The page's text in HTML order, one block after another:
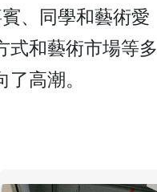
、同學和藝術愛
式和藝術市場等多
高潮。